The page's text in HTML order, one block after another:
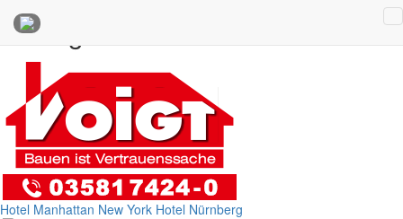
Anzeigen
Hotel Manhattan New York Hotel Nürnberg